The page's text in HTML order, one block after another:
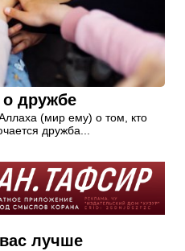
о дружбе
(мир ему) о том, кто
дружба...
лучше